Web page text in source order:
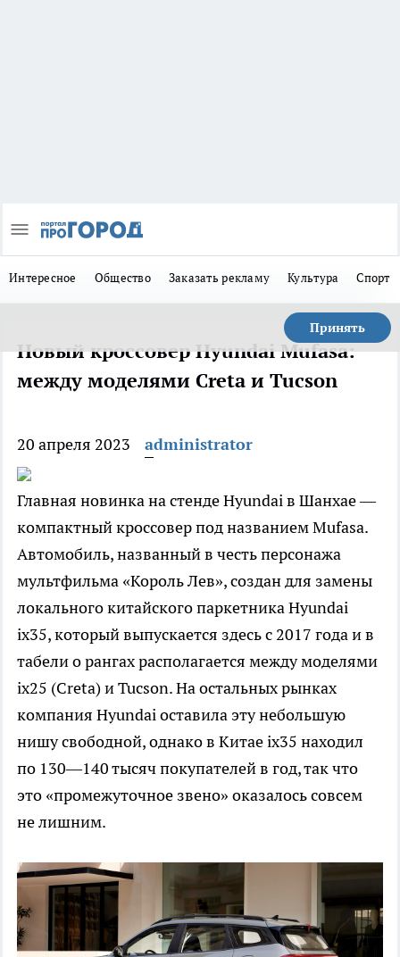
Интересное Общество Заказать рекламу Культура Спорт
Принять
Новый кроссовер Hyundai Mufasa:
между моделями Creta и Tucson
20 апреля 2023 administrator
Главная новинка на стенде Hyundai в Шанхае —
компактный кроссовер под названием Mufasa.
Автомобиль, названный в честь персонажа
мультфильма «Король Лев», создан для замены
локального китайского паркетника Hyundai
ix35, который выпускается здесь с 2017 года и в
табели о рангах располагается между моделями
ix25 (Creta) и Tucson. На остальных рынках
компания Hyundai оставила эту небольшую
нишу свободной, однако в Китае ix35 находил
по 130—140 тысяч покупателей в год, так что
это «промежуточное звено» оказалось совсем
не лишним.